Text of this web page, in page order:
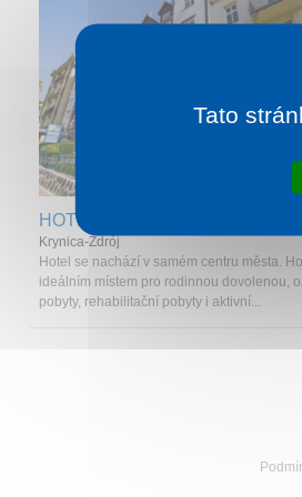
HOTEL KRYNICA ZDRÓJ
Krynica-Zdrój
Hotel se nachází v samém centru města.
ideálním místem pro rodinnou dovolenou,
pobyty, rehabilitační pobyty i aktivní...
Tato